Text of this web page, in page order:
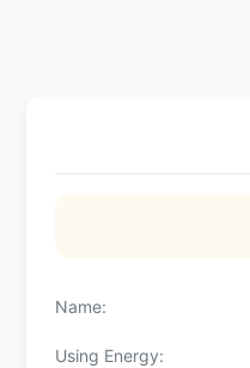
Name:
Using Energy: